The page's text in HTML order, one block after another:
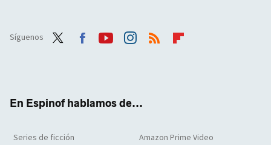
Síguenos
En Espinof hablamos de...
Series de ficción Amazon Prime Video